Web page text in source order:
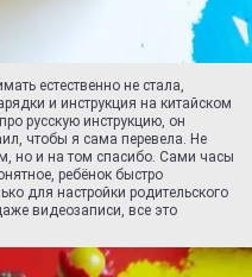
естественно не стала,
и инструкция на китайском
русскую инструкцию, он
чтобы я сама перевела. Не
но и на том спасибо. Сами часы
ребёнок быстро
для настройки родительского
видеозаписи, все это